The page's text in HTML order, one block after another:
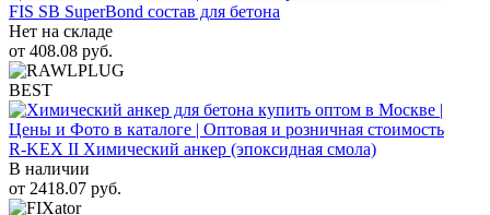
FIS SB SuperBond состав для бетона
Нет на складе
от 408.08 руб.
BEST
R-KEX II Химический анкер (эпоксидная смола)
В наличии
от 2418.07 руб.